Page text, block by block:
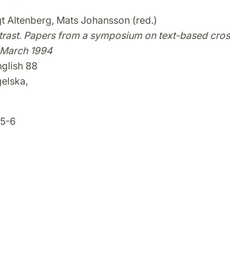
Altenberg, Mats Johansson (red.)
Papers from a symposium on text-based
1994
88
6